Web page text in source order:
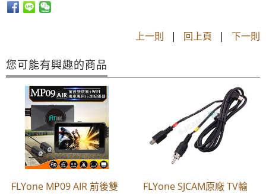
上一則 | 回上頁 | 下一則
您可能有興趣的商品
FLYone MP09 AIR 前後雙
FLYone SJCAM原廠 TV輸